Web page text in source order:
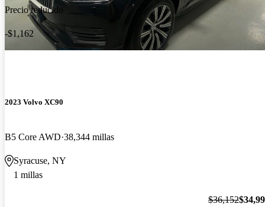
Precio reducido
-$1,162
2023 Volvo XC90
B5 Core AWD 38,344 millas
Syracuse, NY
1 millas
$36,152